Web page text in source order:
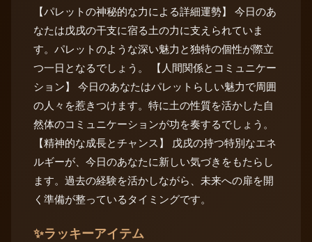
【パレットの神秘的な力による詳細運勢】 今日のあ
なたは戊戌の干支に宿る土の力に支えられていま
す。パレットのような深い魅力と独特の個性が際立
つ一日となるでしょう。 【人間関係とコミュニケー
ション】 今日のあなたはパレットらしい魅力で周囲
の人々を惹きつけます。特に土の性質を活かした自
然体のコミュニケーションが功を奏するでしょう。
【精神的な成長とチャンス】 戊戌の持つ特別なエネ
ルギーが、今日のあなたに新しい気づきをもたらし
ます。過去の経験を活かしながら、未来への扉を開
く準備が整っているタイミングです。
✨ラッキーアイテム